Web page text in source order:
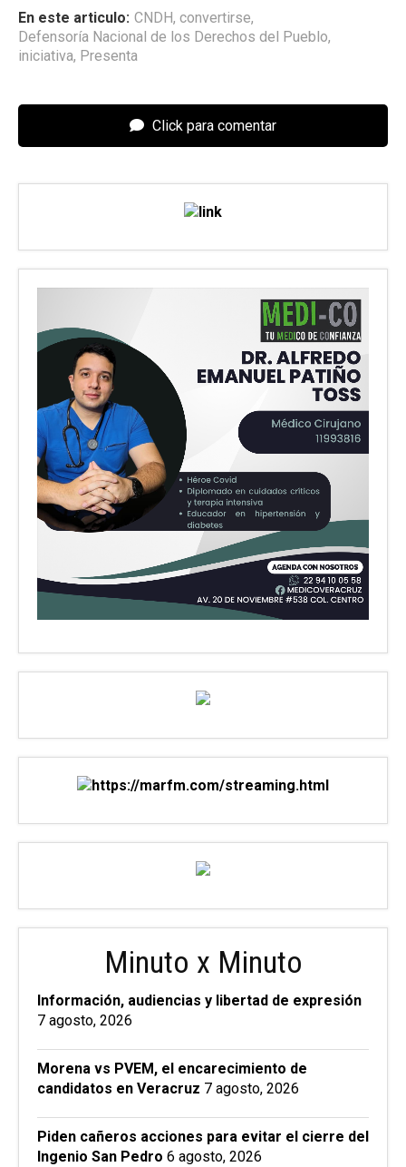
En este articulo: CNDH, convertirse,
Defensoría Nacional de los Derechos del Pueblo,
iniciativa, Presenta
Click para comentar
Minuto x Minuto
Información, audiencias y libertad de expresión
7 agosto, 2026
Morena vs PVEM, el encarecimiento de
candidatos en Veracruz 7 agosto, 2026
Piden cañeros acciones para evitar el cierre del
Ingenio San Pedro 6 agosto, 2026